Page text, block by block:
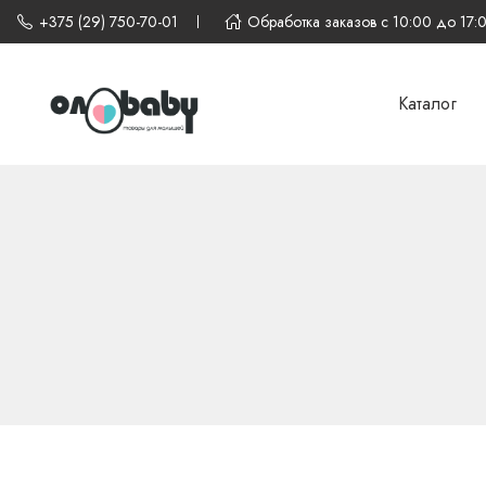
+375 (29) 750-70-01 Обработка заказов с 10:00 до
Каталог